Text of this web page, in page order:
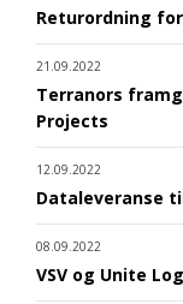
Returordning
21.09.2022
Terranors
Projects
12.09.2022
Dataleveranse til
08.09.2022
VSV og Unite